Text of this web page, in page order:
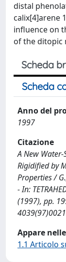
distal
calix[4]arene
influence on
of the ditopic
Scheda
Scheda
Anno del
1997
Citazione
A New
Rigidified by
Properties /
- In:
(1997), pp.
Appare
1.1 Articolo